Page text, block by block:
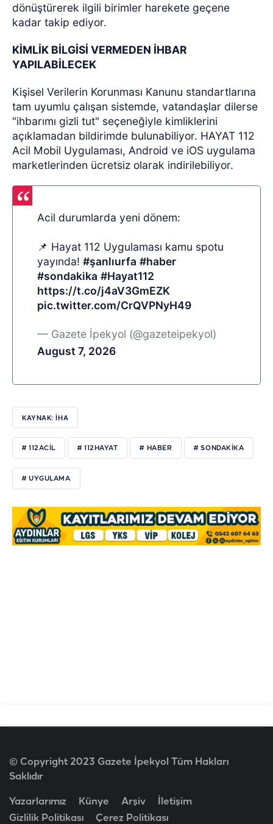
dönüştürerek ilgili birimler harekete geçene
kadar takip ediyor.
KİMLİK BİLGİSİ VERMEDEN İHBAR
YAPILABİLECEK
Kişisel Verilerin Korunması Kanunu standartlarına
tam uyumlu çalışan sistemde, vatandaşlar dilerse
"ihbarımı gizli tut" seçeneğiyle kimliklerini
açıklamadan bildirimde bulunabiliyor. HAYAT 112
Acil Mobil Uygulaması, Android ve iOS uygulama
marketlerinden ücretsiz olarak indirilebiliyor.
Acil durumlarda yeni dönem:
📌 Hayat 112 Uygulaması kamu spotu
yayında!#şanlıurfa #haber
#sondakika #Hayat112
https://t.co/j4aV3GmEZK
pic.twitter.com/CrQVPNyH49
— Gazete İpekyol (@gazeteipekyol)
August 7, 2026
KAYNAK: İHA
# 112ACİL # 112HAYAT # HABER # SONDAKİKA
# UYGULAMA
© Copyright 2023 Gazete İpekyol Tüm Hakları
Saklıdır
Yazarlarımız Künye Arşiv
İletişim
Gizlilik Politikası
Çerez Politikası